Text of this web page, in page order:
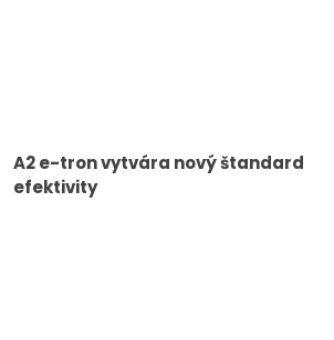
A2 e-tron vytvára nový štandard
efektivity